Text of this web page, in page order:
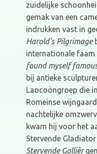
zuidelijke
gemak van een
indrukken vast in
Harold's Pilgrimage
internationale faam
found myself
bij antieke
Laocoöngroep die
Romeinse
nachtelijke
kwam hij voor het
Stervende
Stervende Galliër